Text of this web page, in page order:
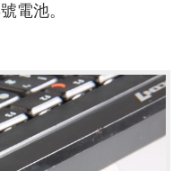
電池。